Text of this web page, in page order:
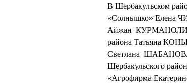
В Шербакульском
«Солнышко» Елена
Айжан
района Татьяна
Светлана ШАБАНОВА,
Шербакульского
«Агрофирма